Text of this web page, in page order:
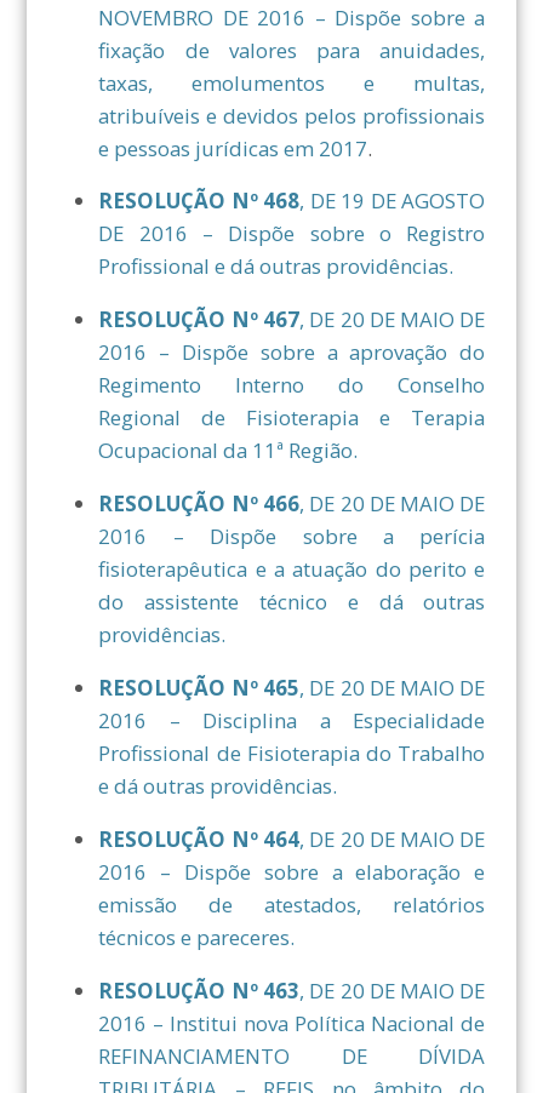
NOVEMBRO DE 2016 – Dispõe sobre a
fixação de valores para anuidades,
taxas, emolumentos e multas,
atribuíveis e devidos pelos profissionais
e pessoas jurídicas em 2017.
RESOLUÇÃO Nº 468, DE 19 DE AGOSTO
DE 2016 – Dispõe sobre o Registro
Profissional e dá outras providências.
RESOLUÇÃO Nº 467, DE 20 DE MAIO DE
2016 – Dispõe sobre a aprovação do
Regimento Interno do Conselho
Regional de Fisioterapia e Terapia
Ocupacional da 11ª Região.
RESOLUÇÃO Nº 466, DE 20 DE MAIO DE
2016 – Dispõe sobre a perícia
fisioterapêutica e a atuação do perito e
do assistente técnico e dá outras
providências.
RESOLUÇÃO Nº 465, DE 20 DE MAIO DE
2016 – Disciplina a Especialidade
Profissional de Fisioterapia do Trabalho
e dá outras providências.
RESOLUÇÃO Nº 464, DE 20 DE MAIO DE
2016 – Dispõe sobre a elaboração e
emissão de atestados, relatórios
técnicos e pareceres.
RESOLUÇÃO Nº 463, DE 20 DE MAIO DE
2016 – Institui nova Política Nacional de
REFINANCIAMENTO DE DÍVIDA